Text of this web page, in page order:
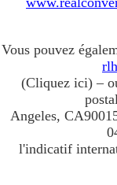
Vous pouvez
(Cliquez ici) –
Angeles,
l'indicatif